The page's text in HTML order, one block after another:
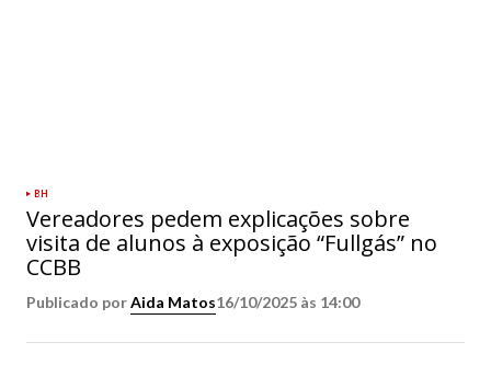
BH
Vereadores pedem explicações sobre
visita de alunos à exposição “Fullgás” no
CCBB
Publicado porAida Matos16/10/2025 às 14:00